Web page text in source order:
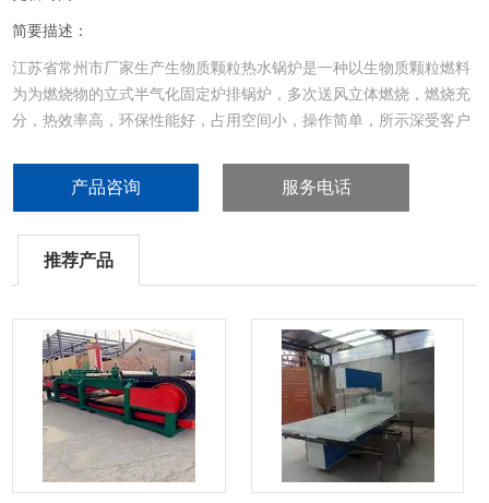
简要描述：
江苏省常州市厂家生产生物质颗粒热水锅炉是一种以生物质颗粒燃料
为为燃烧物的立式半气化固定炉排锅炉，多次送风立体燃烧，燃烧充
分，热效率高，环保性能好，占用空间小，操作简单，所示深受客户
产品咨询 服务电话
推荐产品